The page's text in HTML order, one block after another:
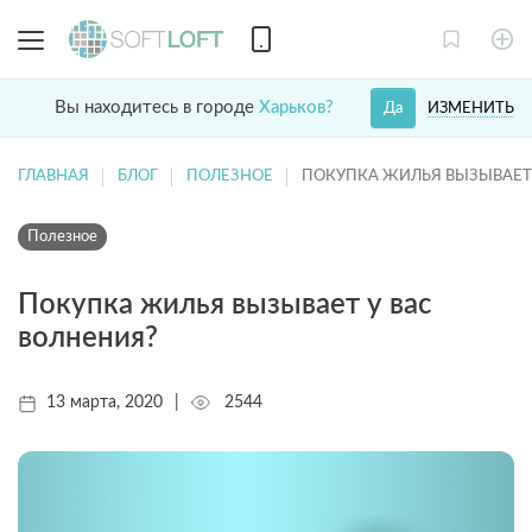
Вы находитесь в городе Харьков? ИЗМЕНИТЬ
Да
ГЛАВНАЯ БЛОГ ПОЛЕЗНОЕ ПОКУПКА ЖИЛЬЯ
Полезное
Покупка жилья вызывает у вас
волнения?
13 марта, 2020 2544